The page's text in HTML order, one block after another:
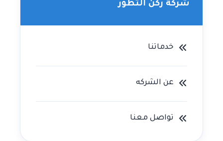
شركة ركن التطور
خدماتنا
عن الشركه
تواصل معنا